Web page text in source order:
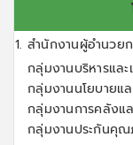
1. สำนักงานผู้อำนวย
กลุ่มงานบริหารและ
กลุ่มงานนโยบายแ
กลุ่มงานการคลังแ
กลุ่มงานประกันคุณ